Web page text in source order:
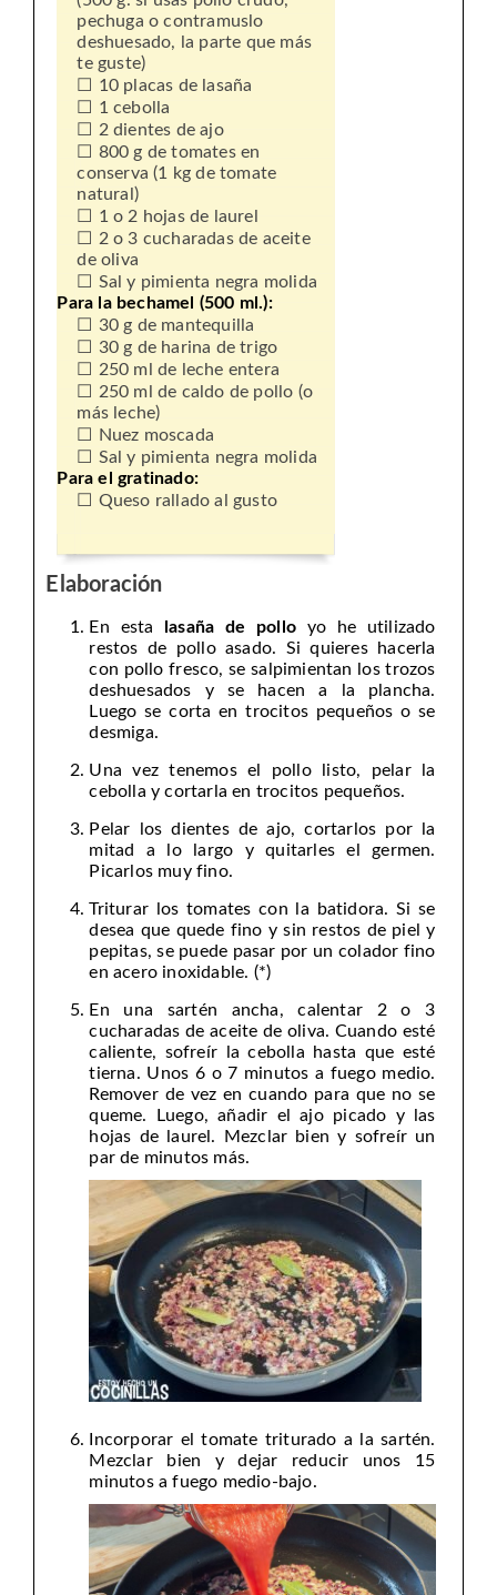
pechuga o contramuslo
deshuesado, la parte que más
te guste)
10 placas de lasaña
1 cebolla
2 dientes de ajo
800 g de tomates en
conserva (1 kg de tomate
natural)
1 o 2 hojas de laurel
2 o 3 cucharadas de aceite
de oliva
Sal y pimienta negra molida
Para la bechamel (500 ml.):
30 g de mantequilla
30 g de harina de trigo
250 ml de leche entera
250 ml de caldo de pollo (o
más leche)
Nuez moscada
Sal y pimienta negra molida
Para el gratinado:
Queso rallado al gusto
Elaboración
En esta lasaña de polloyo he utilizado
restos de pollo asado. Si quieres hacerla
con pollo fresco, se salpimientan los trozos
deshuesados y se hacen a la plancha.
Luego se corta en trocitos pequeños o se
desmiga.
Una vez tenemos el pollo listo, pelar la
cebolla y cortarla en trocitos pequeños.
Pelar los dientes de ajo, cortarlos por la
mitad a lo largo y quitarles el germen.
Picarlos muy fino.
Triturar los tomates con la batidora. Si se
desea que quede fino y sin restos de piel y
pepitas, se puede pasar por un colador fino
en acero inoxidable. (*)
En una sartén ancha, calentar 2 o 3
cucharadas de aceite de oliva. Cuando esté
caliente, sofreír la cebolla hasta que esté
tierna. Unos 6 o 7 minutos a fuego medio.
Remover de vez en cuando para que no se
queme. Luego, añadir el ajo picado y las
hojas de laurel. Mezclar bien y sofreír un
par de minutos más.
Incorporar el tomate triturado a la sartén.
Mezclar bien y dejar reducir unos 15
minutos a fuego medio-bajo.